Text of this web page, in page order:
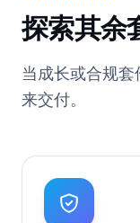
探索其余
当成长或合规
来交付。